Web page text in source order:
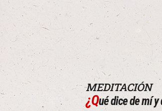
MEDITACIÓN
¿Qué dice de mí